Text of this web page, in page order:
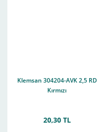
Klemsan 304204-AVK 2,5 RD
Kırmızı
20,30 TL